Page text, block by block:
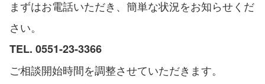
まずはお電話いただき、簡単な状況をお知らせくだ
さい。
TEL. 0551-23-3366
ご相談開始時間を調整させていただきます。